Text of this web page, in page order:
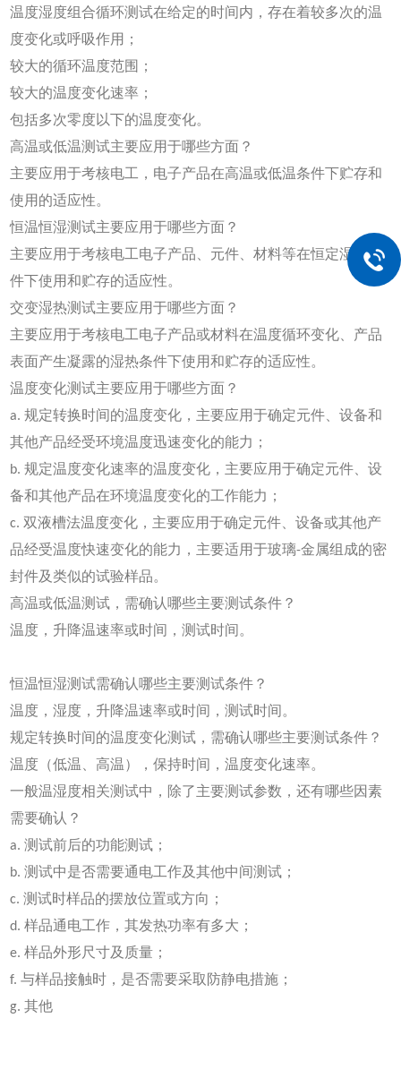
温度湿度组合循环测试在给定的时间内，存在着较多次的温
度变化或呼吸作用；
较大的循环温度范围；
较大的温度变化速率；
包括多次零度以下的温度变化。
高温或低温测试主要应用于哪些方面？
主要应用于考核电工，电子产品在高温或低温条件下贮存和
使用的适应性。
恒温恒湿测试主要应用于哪些方面？
主要应用于考核电工电子产品、元件、材料等在恒定湿热条
件下使用和贮存的适应性。
交变湿热测试主要应用于哪些方面？
主要应用于考核电工电子产品或材料在温度循环变化、产品
表面产生凝露的湿热条件下使用和贮存的适应性。
温度变化测试主要应用于哪些方面？
a. 规定转换时间的温度变化，主要应用于确定元件、设备和
其他产品经受环境温度迅速变化的能力；
b. 规定温度变化速率的温度变化，主要应用于确定元件、设
备和其他产品在环境温度变化的工作能力；
c. 双液槽法温度变化，主要应用于确定元件、设备或其他产
品经受温度快速变化的能力，主要适用于玻璃-金属组成的密
封件及类似的试验样品。
高温或低温测试，需确认哪些主要测试条件？
温度，升降温速率或时间，测试时间。
恒温恒湿测试需确认哪些主要测试条件？
温度，湿度，升降温速率或时间，测试时间。
规定转换时间的温度变化测试，需确认哪些主要测试条件？
温度（低温、高温），保持时间，温度变化速率。
一般温湿度相关测试中，除了主要测试参数，还有哪些因素
需要确认？
a. 测试前后的功能测试；
b. 测试中是否需要通电工作及其他中间测试；
c. 测试时样品的摆放位置或方向；
d. 样品通电工作，其发热功率有多大；
e. 样品外形尺寸及质量；
f. 与样品接触时，是否需要采取防静电措施；
g. 其他